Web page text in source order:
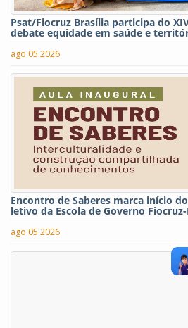
Psat/Fiocruz Brasília participa do
debate equidade em saúde e
ago 05 2026
Encontro de Saberes marca início
letivo da Escola de Governo
ago 05 2026